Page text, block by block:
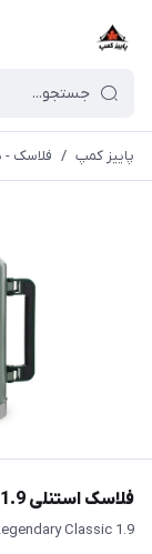
پاییز کمپ / فلاسک -
فلاسک استنلی 1.9 لیتر
Classic 1.9